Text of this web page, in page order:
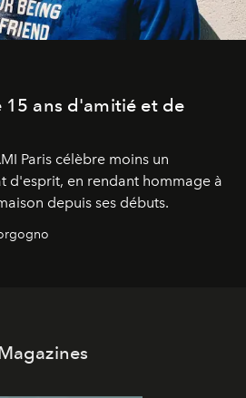
15 ans d'amitié et de
Paris célèbre moins un
d'esprit, en rendant hommage à
depuis ses débuts.